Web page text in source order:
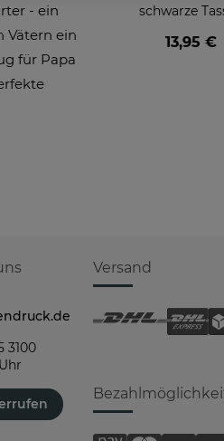
- ein
Vätern ein
für Papa
schwarze
Fotos13,95 €
3100
Versand